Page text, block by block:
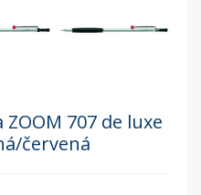
707 de luxe
červená